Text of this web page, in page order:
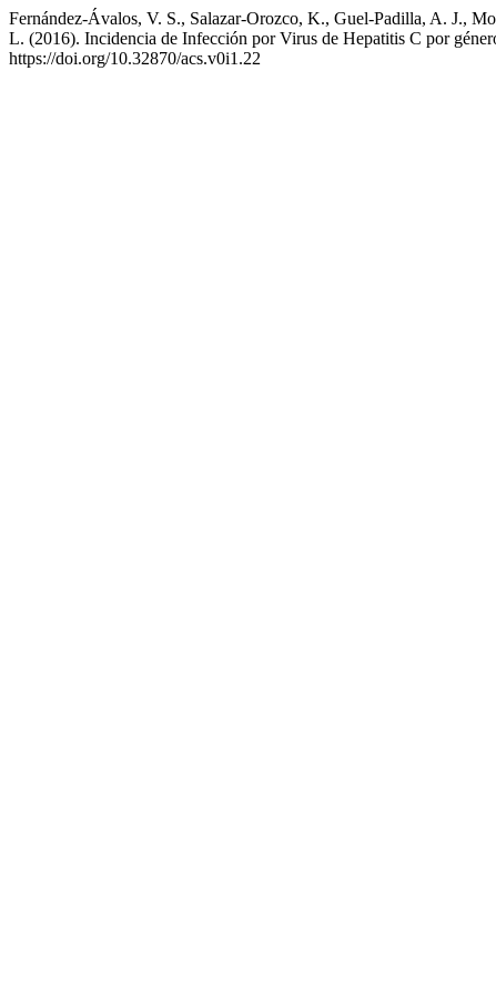
Fernández-Ávalos, V. S., Salazar-Orozco, K., Guel-Padilla, A. J.,
L. (2016). Incidencia de Infección por Virus de Hepatitis C por
https://doi.org/10.32870/acs.v0i1.22